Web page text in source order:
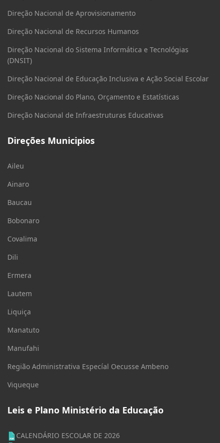
Direção Nacional de Aprovisionamento
Direção Nacional de Recursos Humanos
Direção Nacional do Sistema Informática e Tecnológias
(DNSIT)
Direção Nacional de Educação Inclusiva e Ação Social Escolar
Direção Nacional do Plano, Orçamento e Estatísticas
Direção Nacional de Infraestruturas Educativas
Direções Municipios
Aileu
Ainaro
Baucau
Bobonaro
Covalima
Dili
Ermera
Lautem
Liquiça
Manatuto
Manufahi
Região Administrativa Especíal Oecusse Ambeno
Viqueque
Leis e Plano Ministério da Educação
CALENDÁRIO ESCOLAR DE 2026